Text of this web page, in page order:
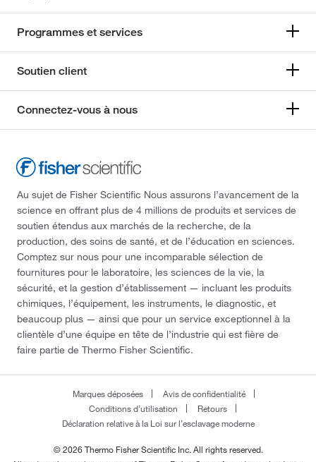
Programmes et services
Soutien client
Connectez-vous à nous
Au sujet de Fisher Scientific Nous assurons l’avancement de la
science en offrant plus de 4 millions de produits et services de
soutien étendus aux marchés de la recherche, de la
production, des soins de santé, et de l’éducation en sciences.
Comptez sur nous pour une incomparable sélection de
fournitures pour le laboratoire, les sciences de la vie, la
sécurité, et la gestion d’établissement — incluant les produits
chimiques, l’équipement, les instruments, le diagnostic, et
beaucoup plus — ainsi que pour un service exceptionnel à la
clientèle d’une équipe en tête de l’industrie qui est fière de
faire partie de Thermo Fisher Scientific.
Marques déposées
Avis de confidentialité
Conditions d’utilisation
Retours
Déclaration relative à la Loi sur l’esclavage moderne
© 2026 Thermo Fisher Scientific Inc. All rights reserved.